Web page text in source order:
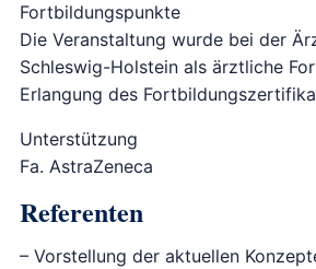
Fortbildungspunkte
Die Veranstaltung wurde bei der
Schleswig-Holstein als ärztliche
Erlangung des
Unterstützung
Fa. AstraZeneca
Referenten
– Vorstellung der aktuellen